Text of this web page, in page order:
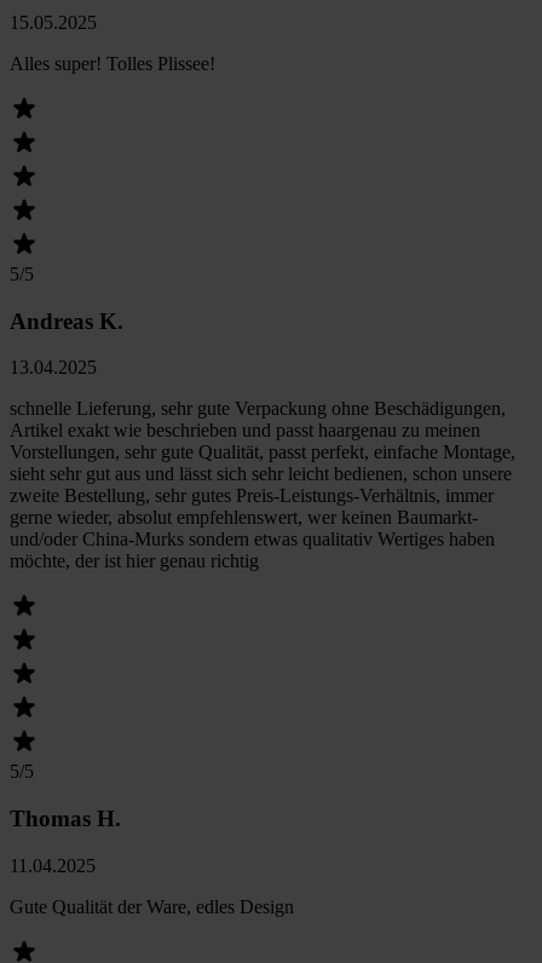
15.05.2025
Alles super! Tolles Plissee!
5/5
Andreas K.
13.04.2025
schnelle Lieferung, sehr gute Verpackung ohne Beschädigungen,
Artikel exakt wie beschrieben und passt haargenau zu meinen
Vorstellungen, sehr gute Qualität, passt perfekt, einfache Montage,
sieht sehr gut aus und lässt sich sehr leicht bedienen, schon unsere
zweite Bestellung, sehr gutes Preis-Leistungs-Verhältnis, immer
gerne wieder, absolut empfehlenswert, wer keinen Baumarkt-
und/oder China-Murks sondern etwas qualitativ Wertiges haben
möchte, der ist hier genau richtig
5/5
Thomas H.
11.04.2025
Gute Qualität der Ware, edles Design